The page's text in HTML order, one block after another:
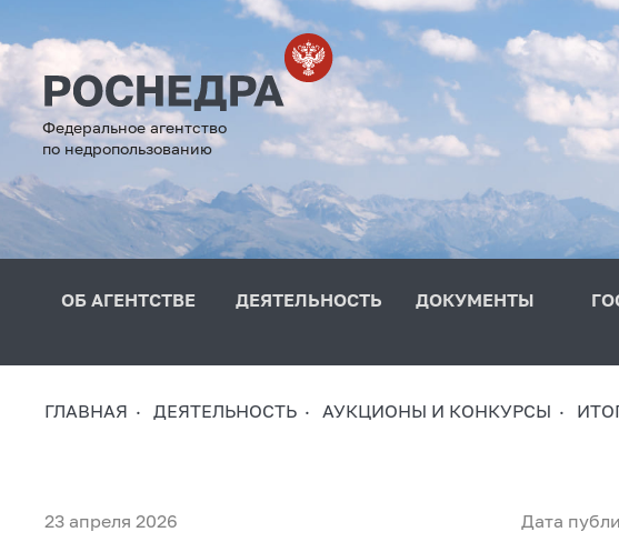
Федеральное агентство
по недропользованию
ОБ АГЕНТСТВЕ ДЕЯТЕЛЬНОСТЬ ДОКУМЕНТЫ
ГЛАВНАЯ ДЕЯТЕЛЬНОСТЬ АУКЦИОНЫ И КОНКУРСЫ
23 апреля 2026
Дата